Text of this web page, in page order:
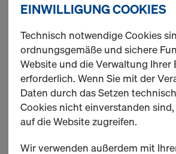
Träger H20
1 Produkte gefunden
Meist gesucht
Doka-
EINWILLIGUNG COOKIES
Technisch notwendige Cookies
ordnungsgemäße und sichere
Website und die Verwaltung Ihrer
erforderlich. Wenn Sie mit der
Daten durch das Setzen
Cookies nicht einverstanden
auf die Website zugreifen.
Wir verwenden außerdem mit